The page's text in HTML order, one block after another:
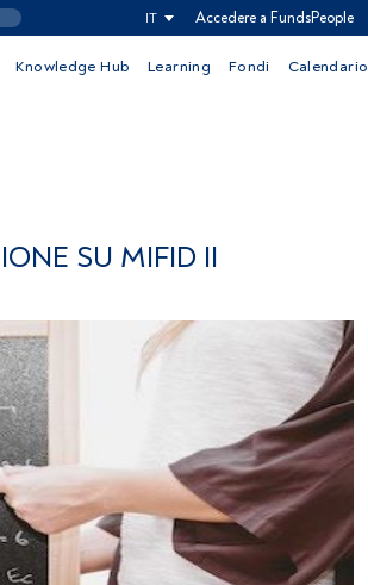
IT Accedere a FundsPeople
Knowledge Hub Learning Fondi Calendario
SU MIFID II